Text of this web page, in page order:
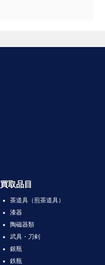
買取品目
茶道具（煎茶道具）
漆器
陶磁器類
武具・刀剣
銀瓶
鉄瓶